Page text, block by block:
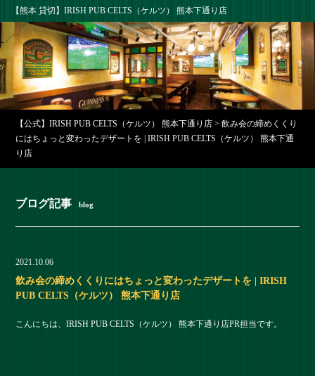
【熊本 貸切】IRISH PUB CELTS（ケルツ） 熊本下通り店
【公式】IRISH PUB CELTS（ケルツ） 熊本下通り店 >飲み会の締めくくり
にはちょっと変わったデザートを | IRISH PUB CELTS（ケルツ） 熊本下通
り店
ブログ記事 blog
2021.10.06
飲み会の締めくくりにはちょっと変わったデザートを | IRISH
PUB CELTS（ケルツ） 熊本下通り店
こんにちは、IRISH PUB CELTS（ケルツ） 熊本下通り店PR担当です。